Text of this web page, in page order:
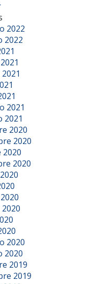
2022
2022
2021
2021
2020
2020
2020
2020
2020
2019
2019